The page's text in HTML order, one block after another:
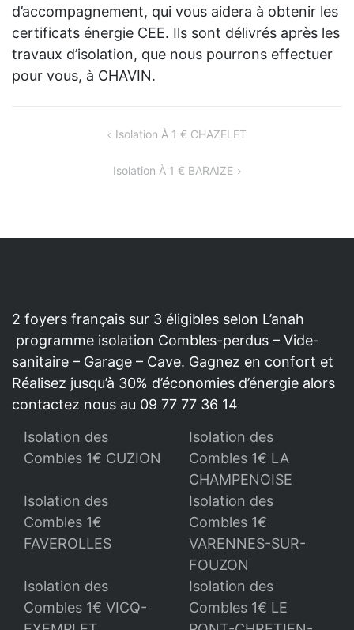
d’accompagnement, qui vous aidera à obtenir les
certificats énergie CEE. Ils sont délivrés après les
travaux d’isolation, que nous pourrons effectuer
pour vous, à CHAVIN.
Isolation À 1 € CHAZELET
Isolation À 1 € BARAIZE
2 foyers français sur 3 éligibles selon L’anah
programme isolation Combles-perdus – Vide-
sanitaire – Garage – Cave. Gagnez en confort et
Réalisez jusqu’à 30% d’économies d’énergie alors
contactez nous au 09 77 77 36 14
Isolation des
Combles 1€ CUZION
Isolation des
Combles 1€ LA
CHAMPENOISE
Isolation des
Combles 1€
FAVEROLLES
Isolation des
Combles 1€
VARENNES-SUR-
FOUZON
Isolation des
Combles 1€ VICQ-
Isolation des
Combles 1€ LE